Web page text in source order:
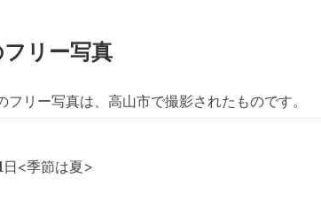
リー写真
フリー写真は、高山市で撮影されたものです。
<季節は夏>